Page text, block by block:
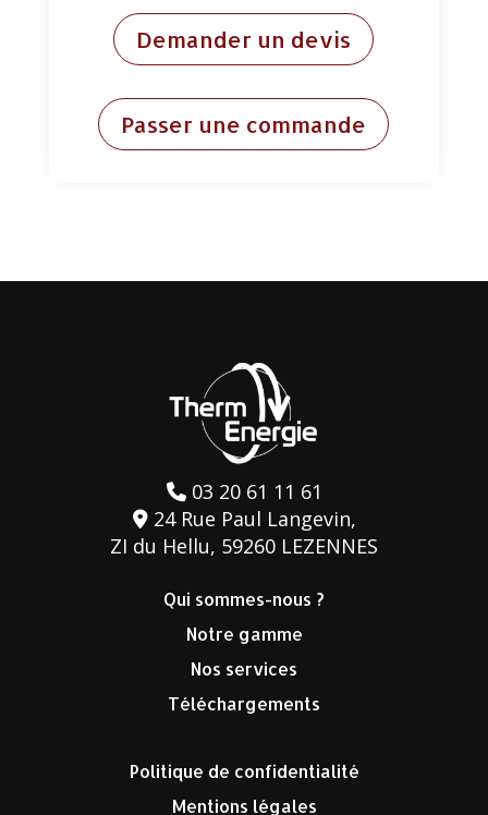
Demander un devis
Passer une commande
03 20 61 11 61
24 Rue Paul Langevin,
ZI du Hellu, 59260 LEZENNES
Qui sommes-nous ?
Notre gamme
Nos services
Téléchargements
Politique de confidentialité
Mentions légales